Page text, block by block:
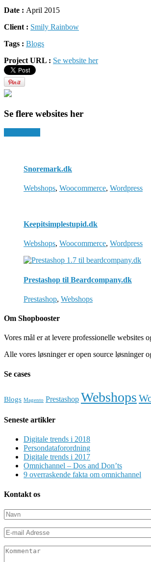
Date : April 2015
Client : Smily Rainbow
Tags : Blogs
Project URL : Se website her
Se flere websites her
Snoremark.dk
Webshops, Woocommerce, Wordpress
Keepitsimplestupid.dk
Webshops, Woocommerce, Wordpress
Prestashop til Beardcompany.dk
Prestashop, Webshops
Om Shopbooster
Vores mål er at levere professionelle
Alle vores løsninger er open source løsninger
Se cases
Blogs Magento Prestashop Webshops
Seneste artikler
Digitale trends i 2018
Persondataforordning
Digitale trends i 2017
Omnichannel – Dos and Don’ts
9 overraskende fakta om omnichannel
Kontakt os